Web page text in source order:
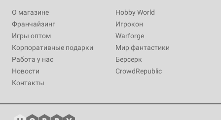
О магазине
Франчайзинг
Игры оптом
Корпоративные подарки
Работа у нас
Новости
Контакты
Hobby World
Игрокон
Warforge
Мир фантастики
Берсерк
CrowdRepublic